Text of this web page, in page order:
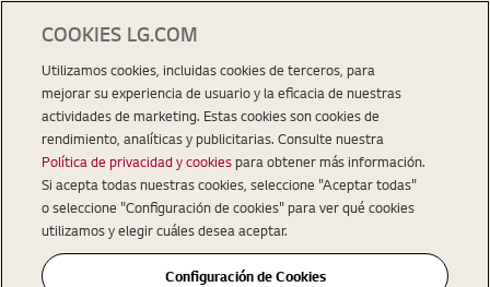
COOKIES LG.COM
Utilizamos cookies, incluidas cookies de terceros, para
mejorar su experiencia de usuario y la eficacia de nuestras
actividades de marketing. Estas cookies son cookies de
rendimiento, analíticas y publicitarias. Consulte nuestra
Política de privacidad y cookiespara obtener más información.
Si acepta todas nuestras cookies, seleccione "Aceptar todas"
o seleccione "Configuración de cookies" para ver qué cookies
utilizamos y elegir cuáles desea aceptar.
Configuración de Cookies